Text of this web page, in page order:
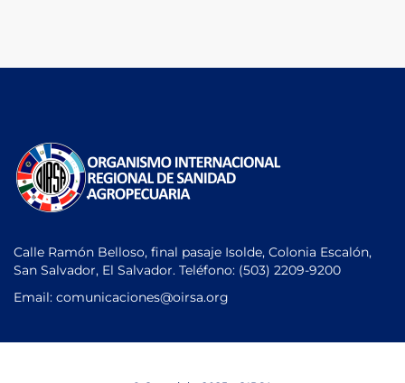
Calle Ramón Belloso, final pasaje Isolde, Colonia Escalón,
San Salvador, El Salvador. Teléfono: (503) 2209-9200
Email: comunicaciones@oirsa.org